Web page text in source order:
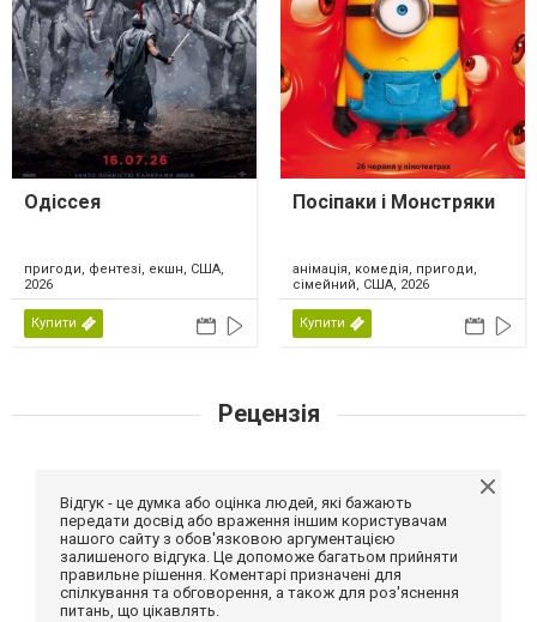
Одіссея
пригоди, фентезі, екшн, США,
2026
Купити
Посіпаки і Монстряки
анімація, комедія, пригоди,
сімейний, США, 2026
Купити
Рецензія
Відгук - це думка або оцінка людей, які бажають
передати досвід або враження іншим користувачам
нашого сайту з обов'язковою аргументацією
залишеного відгука. Це допоможе багатьом прийняти
правильне рішення. Коментарі призначені для
спілкування та обговорення, а також для роз'яснення
питань, що цікавлять.